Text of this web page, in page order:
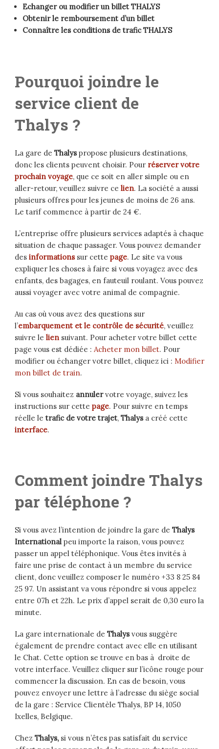
Echanger ou modifier un billet THALYS
Obtenir le remboursement d’un billet
Connaître les conditions de trafic THALYS
Pourquoi joindre le
service client de
Thalys ?
La gare de Thalyspropose plusieurs destinations,
donc les clients peuvent choisir. Pour réserver votre
prochain voyage, que ce soit en aller simple ou en
aller-retour, veuillez suivre ce lien. La société a aussi
plusieurs offres pour les jeunes de moins de 26 ans.
Le tarif commence à partir de 24 €.
L’entreprise offre plusieurs services adaptés à chaque
situation de chaque passager. Vous pouvez demander
des informationssur cette page. Le site va vous
expliquer les choses à faire si vous voyagez avec des
enfants, des bagages, en fauteuil roulant. Vous pouvez
aussi voyager avec votre animal de compagnie.
Au cas où vous avez des questions sur
l’embarquement et le contrôle de sécurité, veuillez
suivre le lien suivant. Pour acheter votre billet cette
page vous est dédiée : Acheter mon billet. Pour
modifier ou échanger votre billet, cliquez ici : Modifier
mon billet de train.
Si vous souhaitez annulervotre voyage, suivez les
instructions sur cette page. Pour suivre en temps
réelle le trafic de votre trajet, Thalys a créé cette
interface.
Comment joindre Thalys
par téléphone ?
Si vous avez l’intention de joindre la gare de Thalys
International peu importe la raison, vous pouvez
passer un appel téléphonique. Vous êtes invités à
faire une prise de contact à un membre du service
client, donc veuillez composer le numéro +33 8 25 84
25 97. Un assistant va vous répondre si vous appelez
entre 07h et 22h. Le prix d’appel serait de 0,30 euro la
minute.
La gare internationale de Thalysvous suggère
également de prendre contact avec elle en utilisant
le Chat. Cette option se trouve en bas à droite de
votre interface. Veuillez cliquer sur l’icône rouge pour
commencer la discussion. En cas de besoin, vous
pouvez envoyer une lettre à l’adresse du siège social
de la gare : Service Clientèle Thalys, BP 14, 1050
Ixelles, Belgique.
Chez Thalys, si vous n’êtes pas satisfait du service